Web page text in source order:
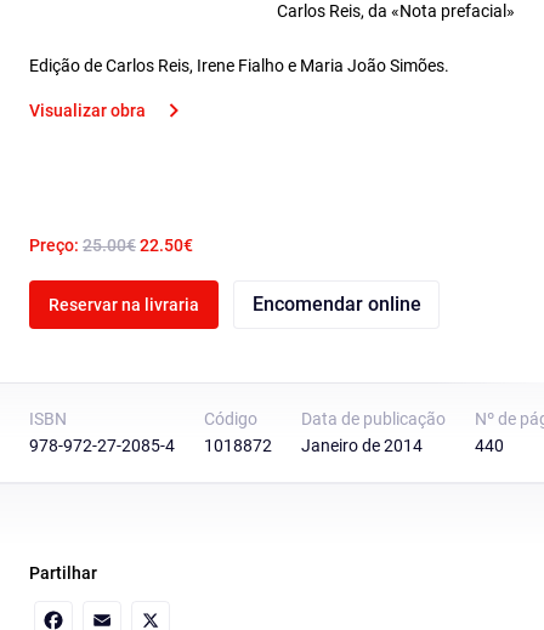
Carlos Reis, da «Nota prefacial»
Edição de Carlos Reis, Irene Fialho e Maria João Simões.
Visualizar obra
Preço: 25.00€22.50€
Reservar na livraria Encomendar online
ISBN
978-972-27-2085-4
Código
1018872
Data de publicação
Janeiro de 2014
Nº de
440
Partilhar